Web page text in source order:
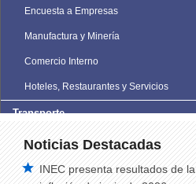
Encuesta a Empresas
Manufactura y Minería
Comercio Interno
Hoteles, Restaurantes y Servicios
Transporte
Estadísticas de Transporte
Vehículos Matriculados
Noticias Destacadas
INEC presenta resultados de la